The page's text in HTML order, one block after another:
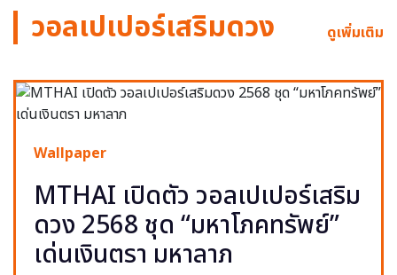
วอลเปเปอร์เสริมดวง ดูเพิ่มเติม
Wallpaper
MTHAI เปิดตัว วอลเปเปอร์เสริม
ดวง 2568 ชุด “มหาโภคทรัพย์”
เด่นเงินตรา มหาลาภ